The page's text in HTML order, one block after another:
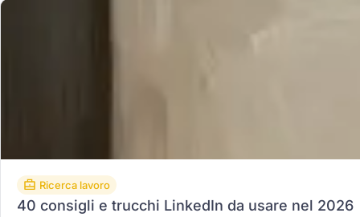
Ricerca lavoro
40 consigli e trucchi LinkedIn da usare nel 2026